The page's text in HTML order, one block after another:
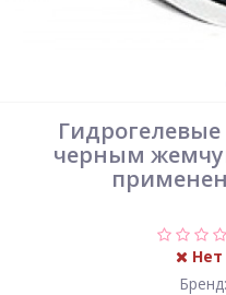
черным
Бренд: